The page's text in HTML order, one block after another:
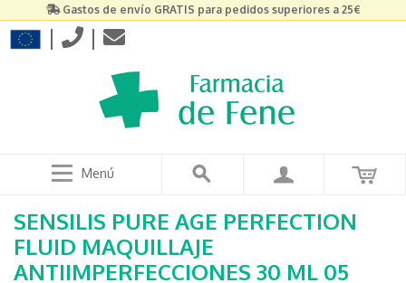
Gastos de envío GRATIS para pedidos superiores a 25€
| |
Menú
SENSILIS PURE AGE PERFECTION
FLUID MAQUILLAJE
ANTIIMPERFECCIONES 30 ML 05